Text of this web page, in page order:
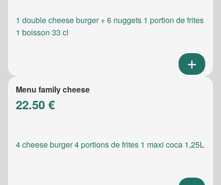
1 double cheese burger + 6 nuggets 1 portion de frites
1 boisson 33 cl
Menu family cheese
22.50 €
4 cheese burger 4 portions de frites 1 maxi coca 1,25L